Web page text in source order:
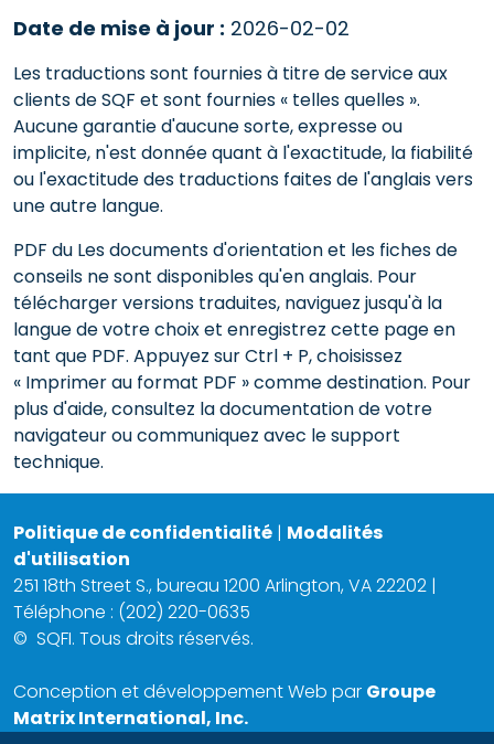
Date de mise à jour : 2026-02-02
Les traductions sont fournies à titre de service aux
clients de SQF et sont fournies « telles quelles ».
Aucune garantie d'aucune sorte, expresse ou
implicite, n'est donnée quant à l'exactitude, la fiabilité
ou l'exactitude des traductions faites de l'anglais vers
une autre langue.
PDF du Les documents d'orientation et les fiches de
conseils ne sont disponibles qu'en anglais. Pour
télécharger versions traduites, naviguez jusqu'à la
langue de votre choix et enregistrez cette page en
tant que PDF. Appuyez sur Ctrl + P, choisissez
« Imprimer au format PDF » comme destination. Pour
plus d'aide, consultez la documentation de votre
navigateur ou communiquez avec le support
technique.
Politique de confidentialité | Modalités
d'utilisation
251 18th Street S., bureau 1200 Arlington, VA 22202 |
Téléphone : (202) 220-0635
© SQFI. Tous droits réservés.
Conception et développement Web par Groupe
Matrix International, Inc.